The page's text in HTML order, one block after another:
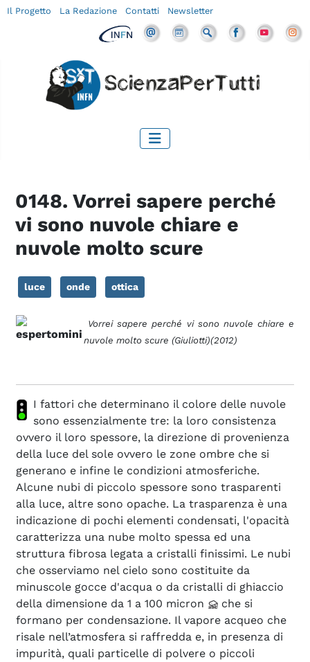
Il Progetto La Redazione Contatti Newsletter
0148. Vorrei sapere perché
vi sono nuvole chiare e
nuvole molto scure
luce onde ottica
Vorrei sapere perché vi sono nuvole chiare e
nuvole molto scure (Giuliotti)(2012)
I fattori che determinano il colore delle nuvole
sono essenzialmente tre: la loro consistenza
ovvero il loro spessore, la direzione di provenienza
della luce del sole ovvero le zone ombre che si
generano e infine le condizioni atmosferiche.
Alcune nubi di piccolo spessore sono trasparenti
alla luce, altre sono opache. La trasparenza è una
indicazione di pochi elementi condensati, l'opacità
caratterizza una nube molto spessa ed una
struttura fibrosa legata a cristalli finissimi. Le nubi
che osserviamo nel cielo sono costituite da
minuscole gocce d'acqua o da cristalli di ghiaccio
della dimensione da 1 a 100 micron
che si
formano per condensazione. Il vapore acqueo che
risale nell’atmosfera si raffredda e, in presenza di
impurità, quali particelle di polvere o piccoli